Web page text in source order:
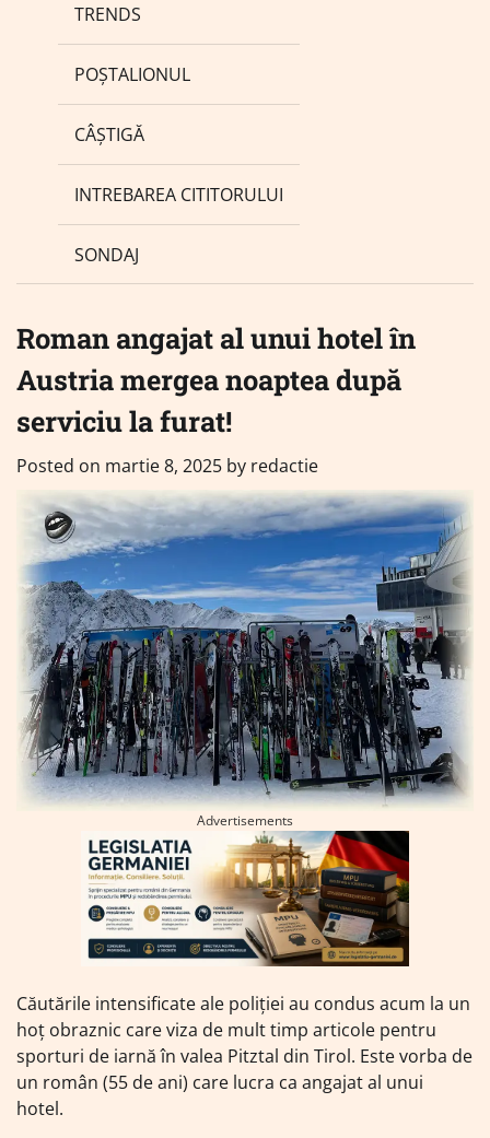
TRENDS
POȘTALIONUL
CÂȘTIGĂ
INTREBAREA CITITORULUI
SONDAJ
Roman angajat al unui hotel în
Austria mergea noaptea după
serviciu la furat!
Posted on martie 8, 2025 by redactie
Advertisements
Căutările intensificate ale poliției au condus acum la un
hoț obraznic care viza de mult timp articole pentru
sporturi de iarnă în valea Pitztal din Tirol. Este vorba de
un român (55 de ani) care lucra ca angajat al unui
hotel.